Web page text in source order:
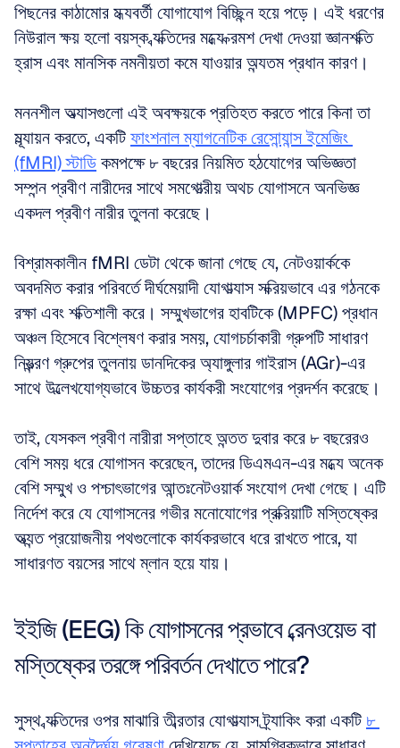
পিছনের কাঠামোর মধ্যবর্তী যোগাযোগ বিচ্ছিন্ন হয়ে পড়ে। এই ধরণের
নিউরাল ক্ষয় হলো বয়স্ক ব্যক্তিদের মধ্যে ক্রমশ দেখা দেওয়া জ্ঞানশক্তি
হ্রাস এবং মানসিক নমনীয়তা কমে যাওয়ার অন্যতম প্রধান কারণ।
মননশীল অভ্যাসগুলো এই অবক্ষয়কে প্রতিহত করতে পারে কিনা তা
মূল্যায়ন করতে, একটি ফাংশনাল ম্যাগনেটিক রেসোন্যান্স ইমেজিং
(fMRI) স্টাডি কমপক্ষে ৮ বছরের নিয়মিত হঠযোগের অভিজ্ঞতা
সম্পন্ন প্রবীণ নারীদের সাথে সমগোত্রীয় অথচ যোগাসনে অনভিজ্ঞ
একদল প্রবীণ নারীর তুলনা করেছে।
বিশ্রামকালীন fMRI ডেটা থেকে জানা গেছে যে, নেটওয়ার্ককে
অবদমিত করার পরিবর্তে দীর্ঘমেয়াদী যোগাভ্যাস সক্রিয়ভাবে এর গঠনকে
রক্ষা এবং শক্তিশালী করে। সম্মুখভাগের হাবটিকে (MPFC) প্রধান
অঞ্চল হিসেবে বিশ্লেষণ করার সময়, যোগচর্চাকারী গ্রুপটি সাধারণ
নিয়ন্ত্রণ গ্রুপের তুলনায় ডানদিকের অ্যাঙ্গুলার গাইরাস (AGr)-এর
সাথে উল্লেখযোগ্যভাবে উচ্চতর কার্যকরী সংযোগের প্রদর্শন করেছে।
তাই, যেসকল প্রবীণ নারীরা সপ্তাহে অন্তত দুবার করে ৮ বছরেরও
বেশি সময় ধরে যোগাসন করেছেন, তাদের ডিএমএন-এর মধ্যে অনেক
বেশি সম্মুখ ও পশ্চাৎভাগের আন্তঃনেটওয়ার্ক সংযোগ দেখা গেছে। এটি
নির্দেশ করে যে যোগাসনের গভীর মনোযোগের প্রক্রিয়াটি মস্তিষ্কের
অত্যন্ত প্রয়োজনীয় পথগুলোকে কার্যকরভাবে ধরে রাখতে পারে, যা
সাধারণত বয়সের সাথে ম্লান হয়ে যায়।
ইইজি (EEG) কি যোগাসনের প্রভাবে ব্রেনওয়েভ বা
মস্তিষ্কের তরঙ্গে পরিবর্তন দেখাতে পারে?
সুস্থ ব্যক্তিদের ওপর মাঝারি তীব্রতার যোগাভ্যাস ট্র্যাকিং করা একটি ৮